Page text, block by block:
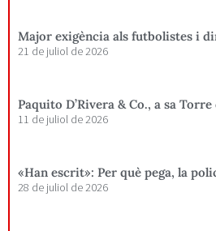
Major exigència als futbolistes i
21 de juliol de 2026
Paquito D’Rivera & Co., a sa
11 de juliol de 2026
«Han escrit»: Per què pega, la
28 de juliol de 2026